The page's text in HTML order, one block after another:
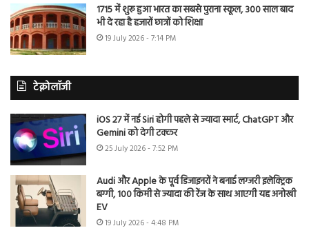
1715 में शुरू हुआ भारत का सबसे पुराना स्कूल, 300 साल बाद
भी दे रहा है हजारों छात्रों को शिक्षा
19 July 2026 - 7:14 PM
टेक्नोलॉजी
iOS 27 में नई Siri होगी पहले से ज्यादा स्मार्ट, ChatGPT और
Gemini को देगी टक्कर
25 July 2026 - 7:52 PM
Audi और Apple के पूर्व डिजाइनरों ने बनाई लग्जरी इलेक्ट्रिक
बग्गी, 100 किमी से ज्यादा की रेंज के साथ आएगी यह अनोखी
EV
19 July 2026 - 4:48 PM